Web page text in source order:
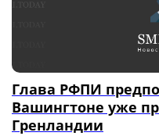
Глава РФПИ
Вашингтоне уже
Гренландии